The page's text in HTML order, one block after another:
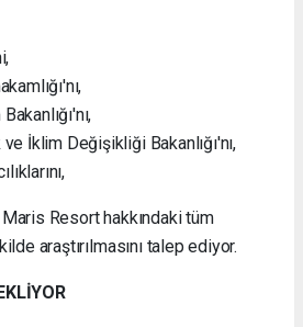
İklim Değişikliği Bakanlığı'nı,
Resort hakkındaki tüm
araştırılmasını talep ediyor.